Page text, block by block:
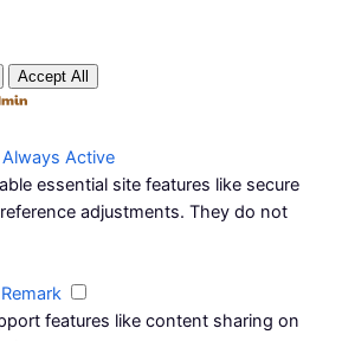
Accept All
Always Active
essential site features like secure
adjustments. They do not
Remark
features like content sharing on